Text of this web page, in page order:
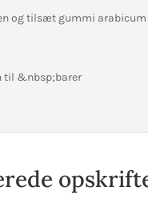
og tilsæt gummi
til &nbsp;barer